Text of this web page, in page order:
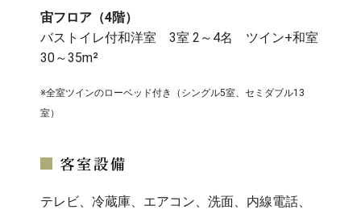
宙フロア（4階）
バストイレ付和洋室 3室 2～4名 ツイン+和室
30～35m²
※全室ツインのローベッド付き（シングル5室、セミダブル13
室）
テレビ、冷蔵庫、エアコン、洗面、内線電話、